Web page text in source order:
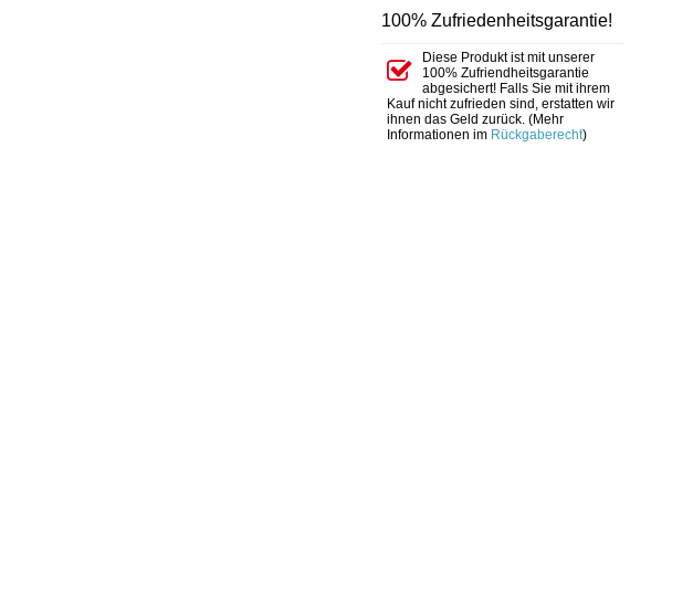
100% Zufriedenheitsgarantie!
Diese Produkt ist mit unserer
100% Zufriendheitsgarantie
abgesichert! Falls Sie mit ihrem
Kauf nicht zufrieden sind, erstatten wir
ihnen das Geld zurück. (Mehr
Informationen im Rückgaberecht)